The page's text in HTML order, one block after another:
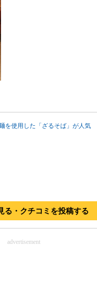
を使用した「ざるそば」が人気
る・クチコミを投稿する
advertisement